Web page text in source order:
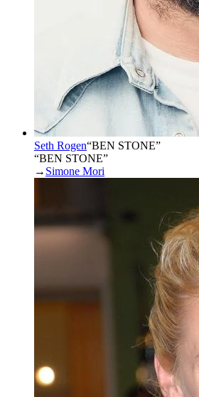
Seth Rogen“BEN STONE”
“BEN STONE”
→ Simone Mori